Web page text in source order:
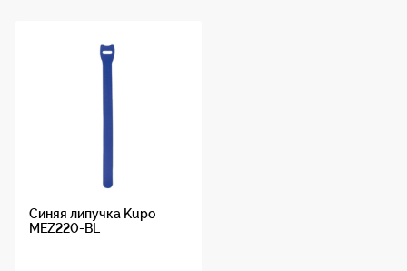
Синяя липучка Kupo
MEZ220-BL